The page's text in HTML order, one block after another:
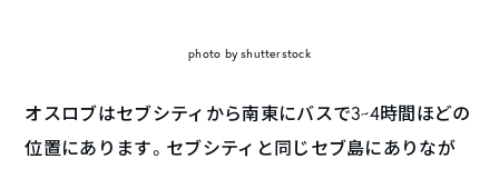
photo by shutterstock
オスロブはセブシティから南東にバスで3~4時間ほどの
位置にあります。セブシティと同じセブ島にありなが